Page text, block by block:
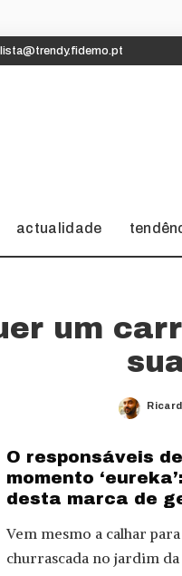
actualidade
um
O responsáveis
momento
desta marca de
Vem mesmo a calhar
churrascada no jardim da